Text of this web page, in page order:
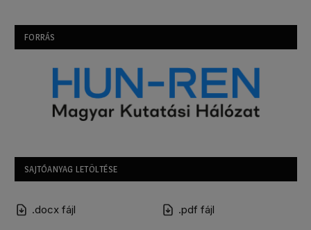
FORRÁS
SAJTÓANYAG LETÖLTÉSE
.docx fájl .pdf fájl